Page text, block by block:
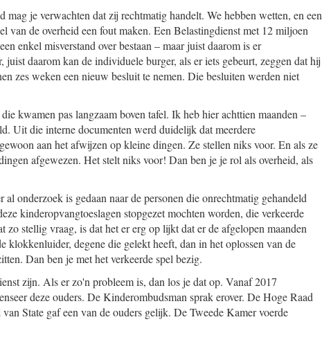
je verwachten dat zij rechtmatig handelt. We hebben wetten, en een
van de overheid een fout maken. Een Belastingdienst met 12 miljoen
enkel misverstand over bestaan – maar juist daarom is er
daarom kan de individuele burger, als er iets gebeurt, zeggen dat hij
zes weken een nieuw besluit te nemen. Die besluiten werden niet
kwamen pas langzaam boven tafel. Ik heb hier achttien maanden –
Uit die interne documenten werd duidelijk dat meerdere
aan het afwijzen op kleine dingen. Ze stellen niks voor. En als ze
afgewezen. Het stelt niks voor! Dan ben je je rol als overheid, als
al onderzoek is gedaan naar de personen die onrechtmatig gehandeld
kinderopvangtoeslagen stopgezet mochten worden, die verkeerde
stellig vraag, is dat het er erg op lijkt dat er de afgelopen maanden
klokkenluider, degene die gelekt heeft, dan in het oplossen van de
Dan ben je met het verkeerde spel bezig.
zijn. Als er zo'n probleem is, dan los je dat op. Vanaf 2017
deze ouders. De Kinderombudsman sprak erover. De Hoge Raad
State gaf een van de ouders gelijk. De Tweede Kamer voerde